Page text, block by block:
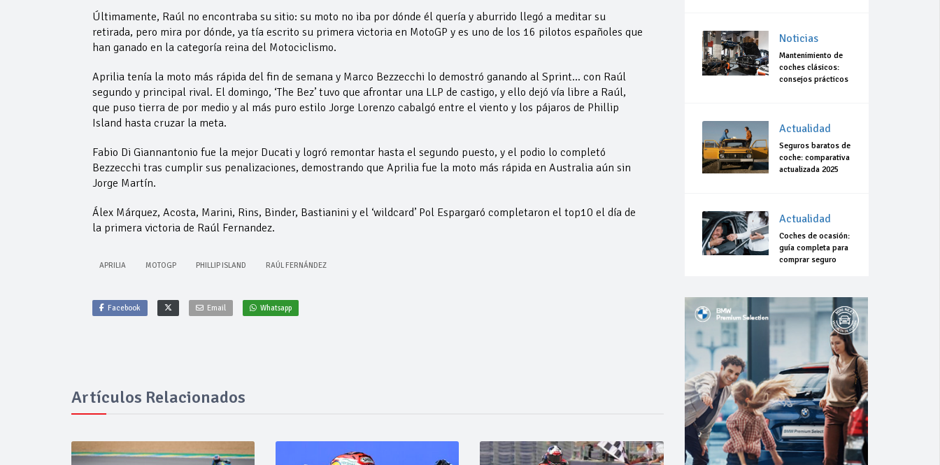
Últimamente, Raúl no encontraba su sitio: su moto no iba por dónde él quería y aburrido llegó a meditar su
retirada, pero mira por dónde, ya tía escrito su primera victoria en MotoGP y es uno de los 16 pilotos españoles que
han ganado en la categoría reina del Motociclismo.
Aprilia tenía la moto más rápida del fin de semana y Marco Bezzecchi lo demostró ganando al Sprint… con Raúl
segundo y principal rival. El domingo, ‘The Bez’ tuvo que afrontar una LLP de castigo, y ello dejó vía libre a Raúl,
que puso tierra de por medio y al más puro estilo Jorge Lorenzo cabalgó entre el viento y los pájaros de Phillip
Island hasta cruzar la meta.
Fabio Di Giannantonio fue la mejor Ducati y logró remontar hasta el segundo puesto, y el podio lo completó
Bezzecchi tras cumplir sus penalizaciones, demostrando que Aprilia fue la moto más rápida en Australia aún sin
Jorge Martín.
Álex Márquez, Acosta, Marini, Rins, Binder, Bastianini y el ‘wildcard’ Pol Espargaró completaron el top10 el día de
la primera victoria de Raúl Fernandez.
APRILIA MOTOGP PHILLIP ISLAND RAÚL FERNÁNDEZ
Facebook Email Whatsapp
Artículos Relacionados
Noticias
Mantenimiento de
coches clásicos:
consejos prácticos
Actualidad
Seguros baratos de
coche: comparativa
actualizada 2025
Actualidad
Coches de ocasión:
guía completa para
comprar seguro